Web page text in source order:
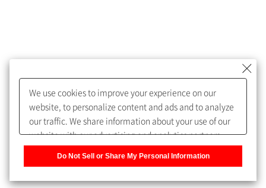
めします。
My SHIMADZU for Analyticalへ登録いただくと、技術情報や
取扱説明書・Webinarなどの閲覧ができます。
うになります。
We use cookies to improve your experience on our
website, to personalize content and ads and to analyze
our traffic. We share information about your use of our
website with our advertising and analytics partners,
Do Not Sell or Share My Personal Information